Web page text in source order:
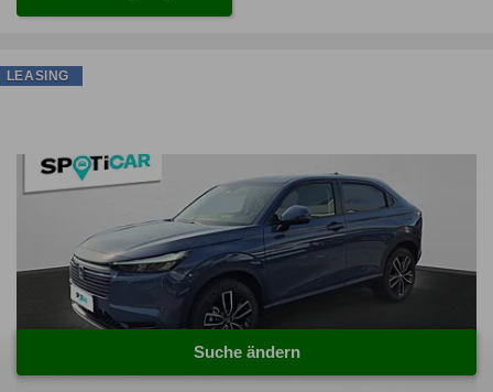
LEASING
Suche ändern